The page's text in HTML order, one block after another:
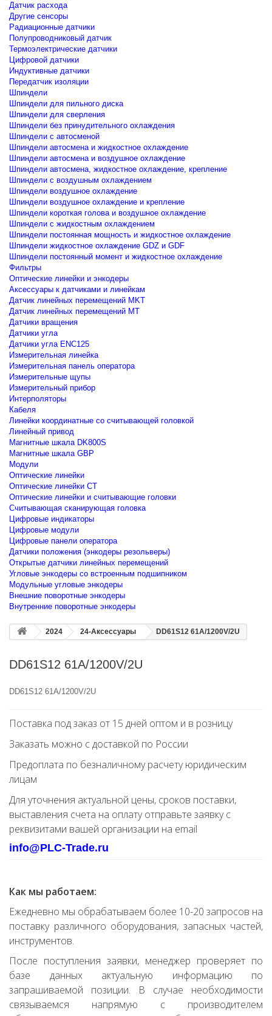
Датчик расхода
Другие сенсоры
Радиационные датчики
Полупроводниковый датчик
Термоэлектрические датчики
Цифровой датчики
Индуктивные датчики
Передатчик изоляции
Шпиндели
Шпиндели для пильного диска
Шпиндели для сверления
Шпиндели без принудительного охлаждения
Шпиндели с автосменой
Шпиндели автосмена и жидкостное охлаждение
Шпиндели автосмена и воздушное охлаждение
Шпиндели автосмена, жидкостное охлаждение, крепление
Шпиндели с воздушным охлаждением
Шпиндели воздушное охлаждение
Шпиндели воздушное охлаждение и крепление
Шпиндели короткая голова и воздушное охлаждение
Шпиндели с жидкостным охлаждением
Шпиндели постоянная мощность и жидкостное охлаждение
Шпиндели жидкостное охлаждение GDZ и GDF
Шпиндели постоянный момент и жидкостное охлаждение
Фильтры
Оптические линейки и энкодеры
Аксессуары к датчиками и линейкам
Датчик линейных перемещений MKT
Датчик линейных перемещений MT
Датчики вращения
Датчики угла
Датчики угла ENC125
Измерительная линейка
Измерительная панель оператора
Измерительные щупы
Измерительный прибор
Интерполяторы
Кабеля
Линейки координатные со считывающей головкой
Линейный привод
Магнитные шкала DK800S
Магнитные шкала GBP
Модули
Оптические линейки
Оптические линейки CT
Оптические линейки и считывающие головки
Считывающая сканирующая головка
Цифровые индикаторы
Цифровые модули
Цифровые панели оператора
Датчики положения (энкодеры резольверы)
Открытые датчики линейных перемещений
Угловые энкодеры со встроенным подшипником
Модульные угловые энкодеры
Внешние поворотные энкодеры
Внутренние поворотные энкодеры
2024 24-Аксессуары DD61S12 61A/1200V/2U
DD61S12 61A/1200V/2U
DD61S12 61A/1200V/2U
Поставка под заказ от 15 дней оптом и в розницу
Заказать можно с доставкой по России
Предоплата по безналичному расчету юридическим
лицам
Для уточнения актуальной цены, сроков поставки,
выставления счета на оплату отправьте заявку с
реквизитами вашей организации на email
info@PLC-Trade.ru
Как мы работаем:
Ежедневно мы обрабатываем более 10-20 запросов на
поставку различного оборудования, запасных частей,
инструментов.
После поступления заявки, менеджер проверяет по
базе данных актуальную информацию по
запрашиваемой позиции. В случае необходимости
связываемся напрямую с производителем